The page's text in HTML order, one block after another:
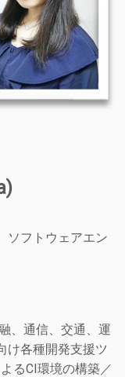
ソフトウェアエン
、通信、交通、運
け各種開発支援ツ
るCI環境の構築／